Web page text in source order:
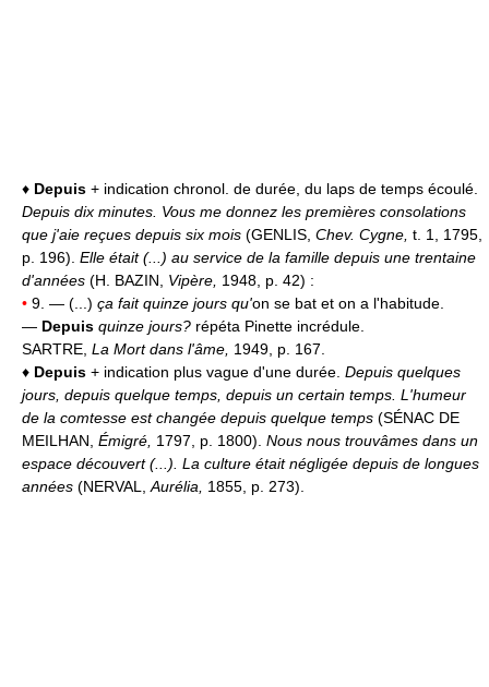
♦ Depuis + indication chronol. de durée, du laps de temps écoulé.
Depuis dix minutes. Vous me donnez les premières consolations
que j'aie reçues depuis six mois (GENLIS, Chev. Cygne, t. 1, 1795,
p. 196). Elle était (...) au service de la famille depuis une trentaine
d'années (H. BAZIN, Vipère, 1948, p. 42) :
• 9. — (...) ça fait quinze jours qu'on se bat et on a l'habitude.
— Depuis quinze jours? répéta Pinette incrédule.
SARTRE, La Mort dans l'âme, 1949, p. 167.
♦ Depuis + indication plus vague d'une durée. Depuis quelques
jours, depuis quelque temps, depuis un certain temps. L'humeur
de la comtesse est changée depuis quelque temps (SÉNAC DE
MEILHAN, Émigré, 1797, p. 1800). Nous nous trouvâmes dans un
espace découvert (...). La culture était négligée depuis de longues
années (NERVAL, Aurélia, 1855, p. 273).